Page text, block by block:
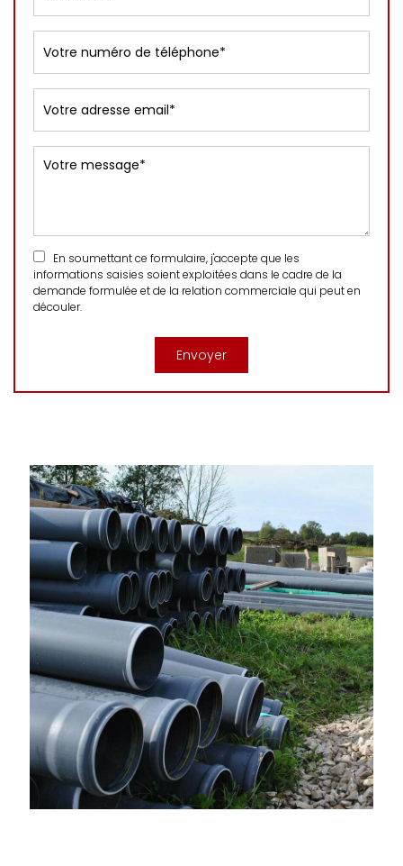
En soumettant ce formulaire, j'accepte que les
informations saisies soient exploitées dans le cadre de la
demande formulée et de la relation commerciale qui peut en
découler.